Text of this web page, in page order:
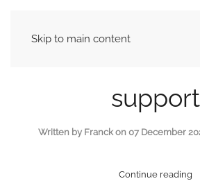
Skip to main content
support
Written by Franck on 07 December
Continue reading